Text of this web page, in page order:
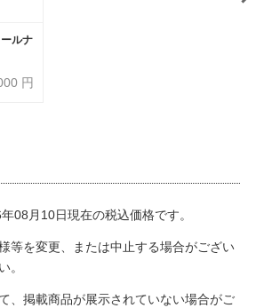
ルナ
円
08月10日現在の税込価格です。
等を変更、または中止する場合がござい
。
、掲載商品が展示されていない場合がご